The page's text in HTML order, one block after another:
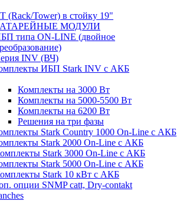
(Rack/Tower) в стойку 19"
МОДУЛИ
типа ON-LINE (двойное
INV (ВЧ)
ИБП Stark INV с АКБ
Комплекты на 3000 Вт
Комплекты на 5000-5500 Вт
Комплекты на 6200 Вт
Решения на три фазы
Stark Country 1000 On-Line с АКБ
Stark 2000 On-Line с АКБ
Stark 3000 On-Line с АКБ
Stark 5000 On-Line с АКБ
Stark 10 кВт с АКБ
опции SNMP catt, Dry-contakt